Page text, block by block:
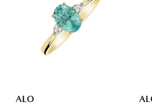
ALO diamonds
Pribinova 8, 811 09
tel.: +421 917 090 700,
ALO